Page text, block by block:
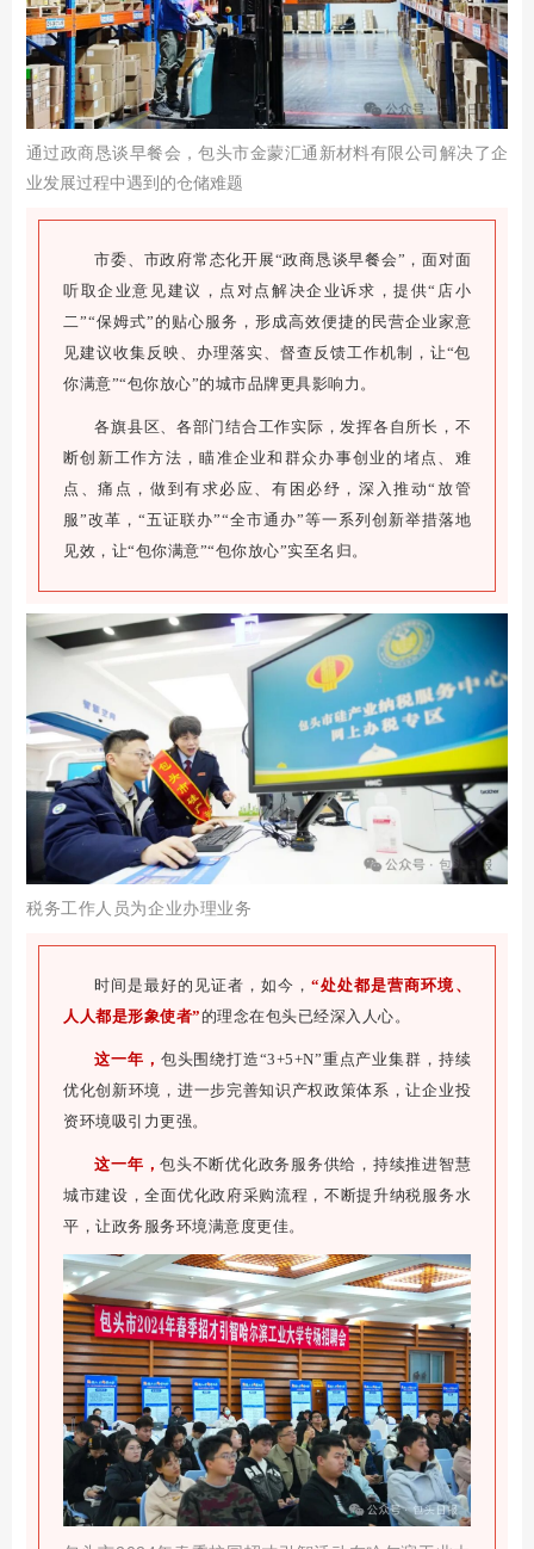
通过政商恳谈早餐会，包头市金蒙汇通新材料有限公司解决了企
业发展过程中遇到的仓储难题
市委、市政府常态化开展“政商恳谈早餐会”，面对面
听取企业意见建议，点对点解决企业诉求，提供“店小
二”“保姆式”的贴心服务，形成高效便捷的民营企业家意
见建议收集反映、办理落实、督查反馈工作机制，让“包
你满意”“包你放心”的城市品牌更具影响力。
各旗县区、各部门结合工作实际，发挥各自所长，不
断创新工作方法，瞄准企业和群众办事创业的堵点、难
点、痛点，做到有求必应、有困必纾，深入推动“放管
服”改革，“五证联办”“全市通办”等一系列创新举措落地
见效，让“包你满意”“包你放心”实至名归。
税务工作人员为企业办理业务
时间是最好的见证者，如今，“处处都是营商环境、
人人都是形象使者” 的理念在包头已经深入人心。
这一年， 包头围绕打造“3+5+N”重点产业集群，持续
优化创新环境，进一步完善知识产权政策体系，让企业投
资环境吸引力更强。
这一年，包头不断优化政务服务供给，持续推进智慧
城市建设，全面优化政府采购流程，不断提升纳税服务水
平，让政务服务环境满意度更佳。